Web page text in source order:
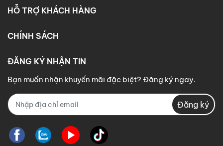
HỖ TRỢ KHÁCH HÀNG
CHÍNH SÁCH
ĐĂNG KÝ NHẬN TIN
Bạn muốn nhận khuyến mãi đặc biệt? Đăng ký ngay.
Đăng ký